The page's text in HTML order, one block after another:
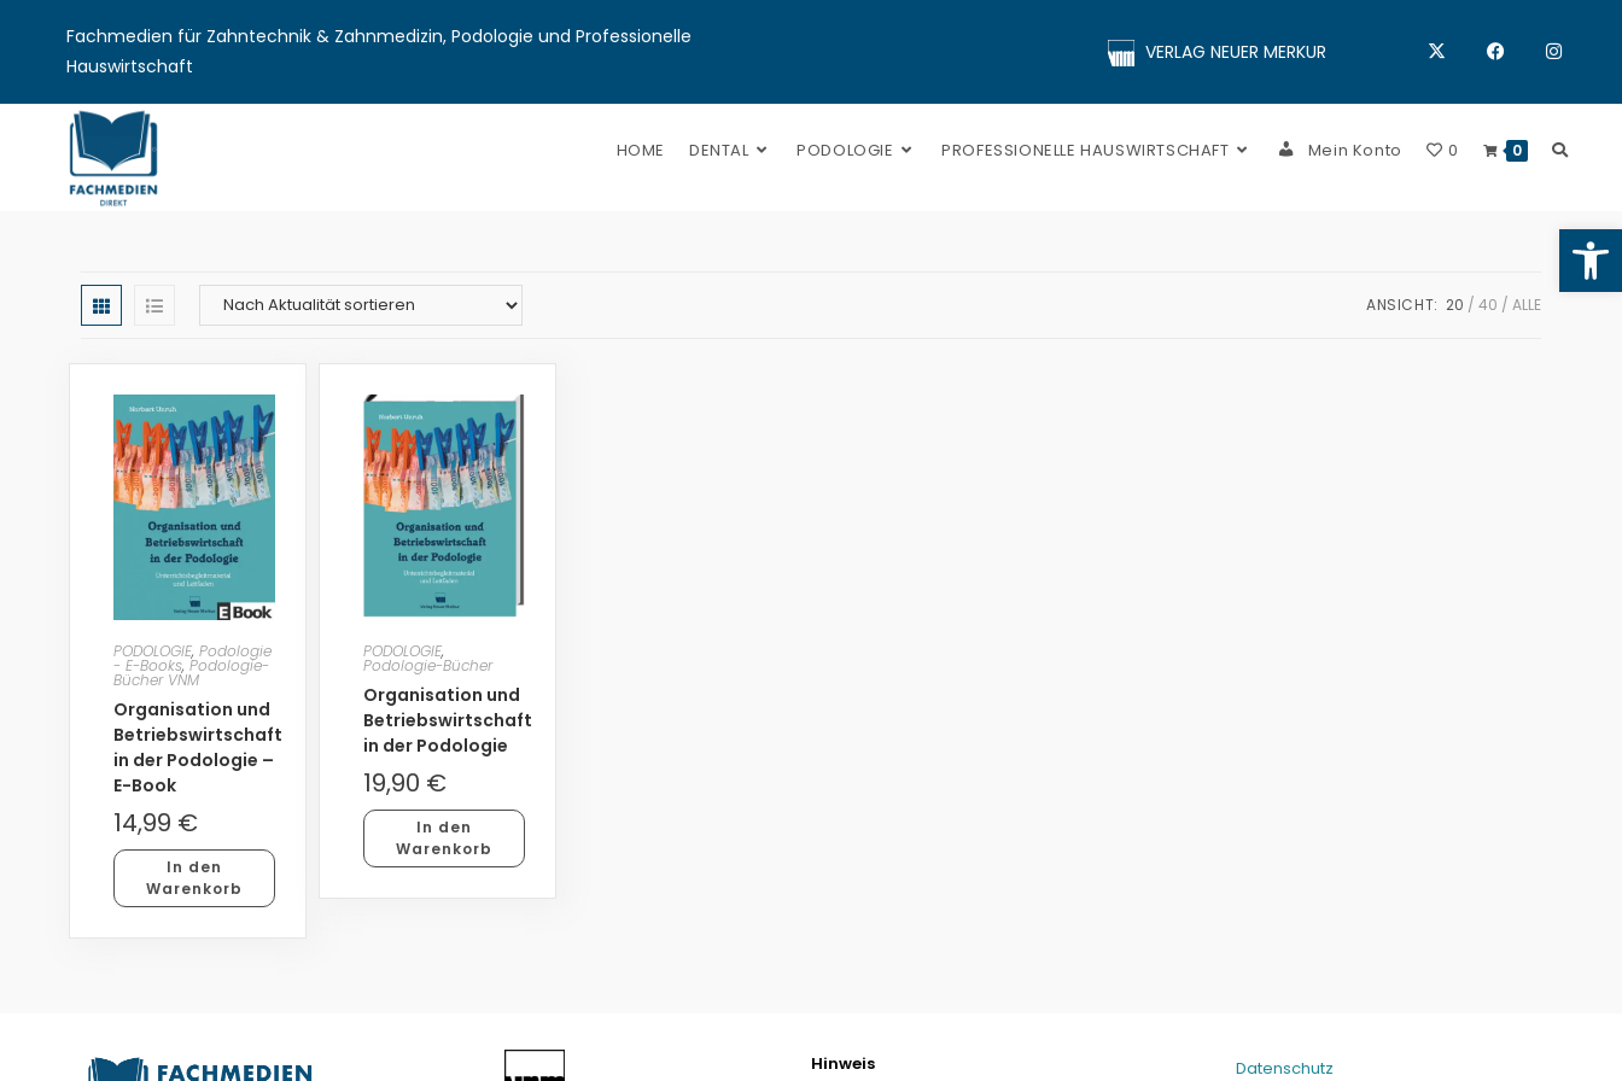
Fachmedien für Zahntechnik & Zahnmedizin, Podologie und Professionelle
Hauswirtschaft
VERLAG NEUER MERKUR
HOME DENTAL PODOLOGIE PROFESSIONELLE HAUSWIRTSCHAFT Mein Konto 0 0
ANSICHT: 20 40 ALLE
PODOLOGIE,Podologie
- E-Books,Podologie-
Bücher VNM
Organisation und
Betriebswirtschaft
in der Podologie –
E-Book
14,99 €
In den
Warenkorb
PODOLOGIE,
Podologie-Bücher
Organisation und
Betriebswirtschaft
in der Podologie
19,90 €
In den
Warenkorb
Hinweis Datenschutz